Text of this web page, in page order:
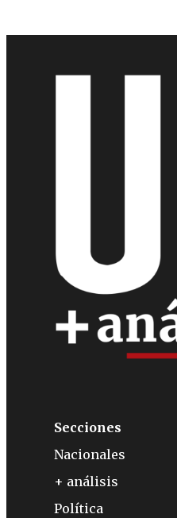
Secciones
Nacionales
+ análisis
Política